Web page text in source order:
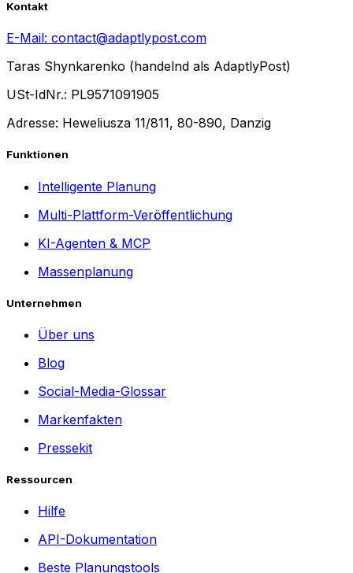
Kontakt
E-Mail: contact@adaptlypost.com
Taras Shynkarenko (handelnd als AdaptlyPost)
USt-IdNr.: PL9571091905
Adresse: Heweliusza 11/811, 80-890, Danzig
Funktionen
Intelligente Planung
Multi-Plattform-Veröffentlichung
KI-Agenten & MCP
Massenplanung
Unternehmen
Über uns
Blog
Social-Media-Glossar
Markenfakten
Pressekit
Ressourcen
Hilfe
API-Dokumentation
Beste Planungstools